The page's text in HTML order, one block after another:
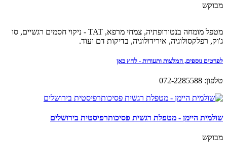
מבוקש
מטפל מומחה בנטורופתיה, צמחי מרפא, TAT - ניקוי חסמים רגשיים, סו
ג'וק, רפלקסולוגיה, אירידולוגיה, בדיקות דם ועוד.
לפרטים נוספים, המלצות ותעודות - לחץ כאן
טלפון: 072-2285588
שולמית היימן - מטפלת רגשית פסיכותרפיסטית בירושלים
מבוקש